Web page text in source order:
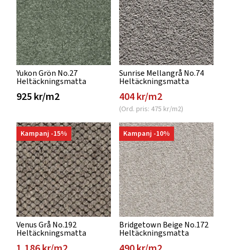
Yukon Grön No.27
Heltäckningsmatta
925 kr/m2
Sunrise Mellangrå No.74
Heltäckningsmatta
404 kr/m2
(Ord. pris: 475 kr/m2)
Kampanj -15%
Venus Grå No.192
Heltäckningsmatta
Kampanj -10%
Bridgetown Beige No.172
Heltäckningsmatta